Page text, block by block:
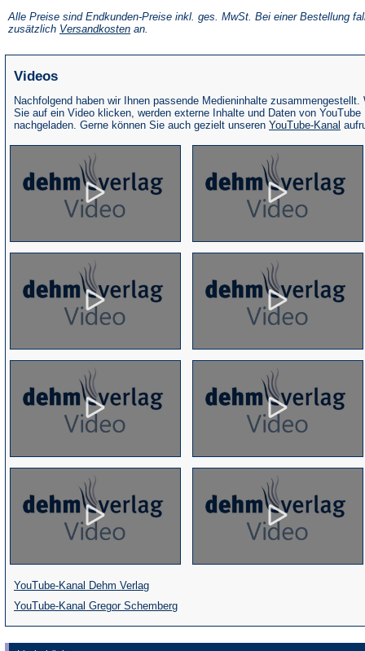
einem
neuen
Alle Preise sind Endkunden-Preise inkl. ges. MwSt. Bei einer Bestellung
zusätzlich Versandkosten(Öffnet
an.
Videos
Nachfolgend haben wir Ihnen passende Medieninhalte zusammengestellt.
Sie auf ein Video klicken, werden externe Inhalte und Daten von YouTube
nachgeladen. Gerne können Sie auch gezielt unseren YouTube-Kanal
YouTube-Kanal Dehm Verlag(Öffnet
in
einem
neuen
YouTube-Kanal Gregor Schemberg(Öffnet
in
einem